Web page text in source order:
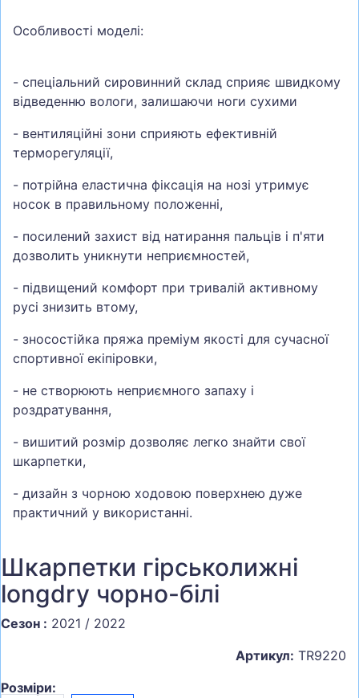
Особливості моделі:
- спеціальний сировинний склад сприяє швидкому
відведенню вологи, залишаючи ноги сухими
- вентиляційні зони сприяють ефективній
терморегуляції,
- потрійна еластична фіксація на нозі утримує
носок в правильному положенні,
- посилений захист від натирання пальців і п'яти
дозволить уникнути неприємностей,
- підвищений комфорт при тривалій активному
русі знизить втому,
- зносостійка пряжа преміум якості для сучасної
спортивної екіпіровки,
- не створюють неприємного запаху і
роздратування,
- вишитий розмір дозволяє легко знайти свої
шкарпетки,
- дизайн з чорною ходовою поверхнею дуже
практичний у використанні.
Шкарпетки гірськолижні
longdry чорно-білі
Сезон : 2021 / 2022
Артикул: TR9220
Розміри: